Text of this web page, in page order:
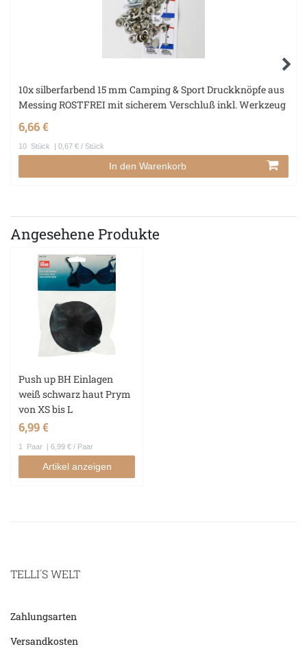
10x silberfarbend 15 mm Camping & Sport Druckknöpfe aus
Messing ROSTFREI mit sicherem Verschluß inkl. Werkzeug
6,66 €
10 Stück | 0,67 € / Stück
In den Warenkorb
Angesehene Produkte
Push up BH Einlagen
weiß schwarz haut Prym
von XS bis L
6,99 €
1 Paar | 6,99 € / Paar
Artikel anzeigen
TELLI´S WELT
Zahlungsarten
Versandkosten